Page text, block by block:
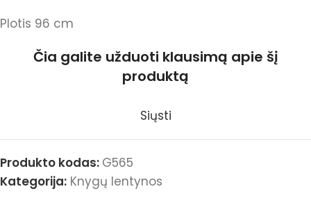
Plotis 96 cm
Čia galite užduoti klausimą apie šį
produktą
Siųsti
Produkto kodas: G565
Kategorija: Knygų lentynos